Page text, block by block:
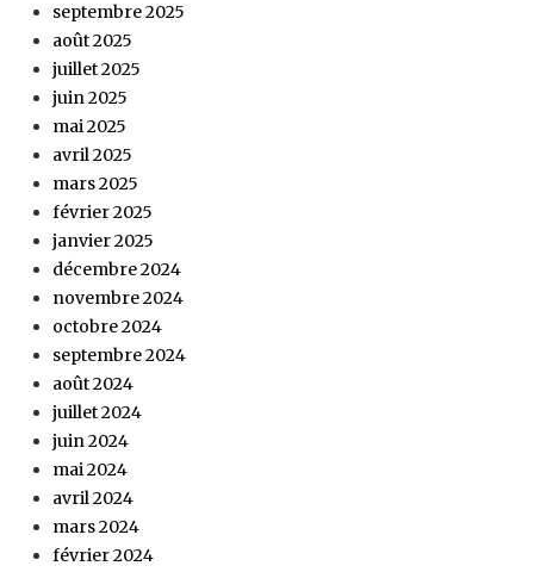
septembre 2025
août 2025
juillet 2025
juin 2025
mai 2025
avril 2025
mars 2025
février 2025
janvier 2025
décembre 2024
novembre 2024
octobre 2024
septembre 2024
août 2024
juillet 2024
juin 2024
mai 2024
avril 2024
mars 2024
février 2024